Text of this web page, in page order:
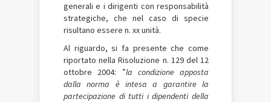
generali e i dirigenti con responsabilità
strategiche, che nel caso di specie
risultano essere n. xx unità.
Al riguardo, si fa presente che come
riportato nella Risoluzione n. 129 del 12
ottobre 2004: ”la condizione apposta
dalla norma è intesa a garantire la
partecipazione di tutti i dipendenti della